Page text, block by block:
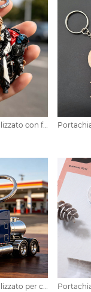
Portachiavi personalizzato con foto di una motocicletta
Portachiavi personalizzato per camion pesante